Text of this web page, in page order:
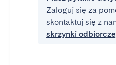
Zaloguj się za
skontaktuj się z
skrzynki